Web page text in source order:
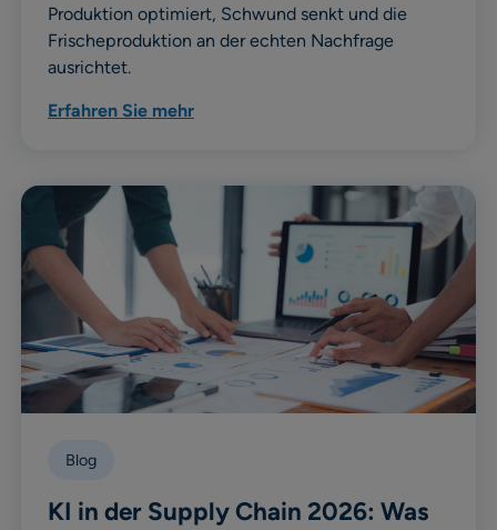
Produktion optimiert, Schwund senkt und die
Frischeproduktion an der echten Nachfrage
ausrichtet.
Erfahren Sie mehr
Blog
KI in der Supply Chain 2026: Was